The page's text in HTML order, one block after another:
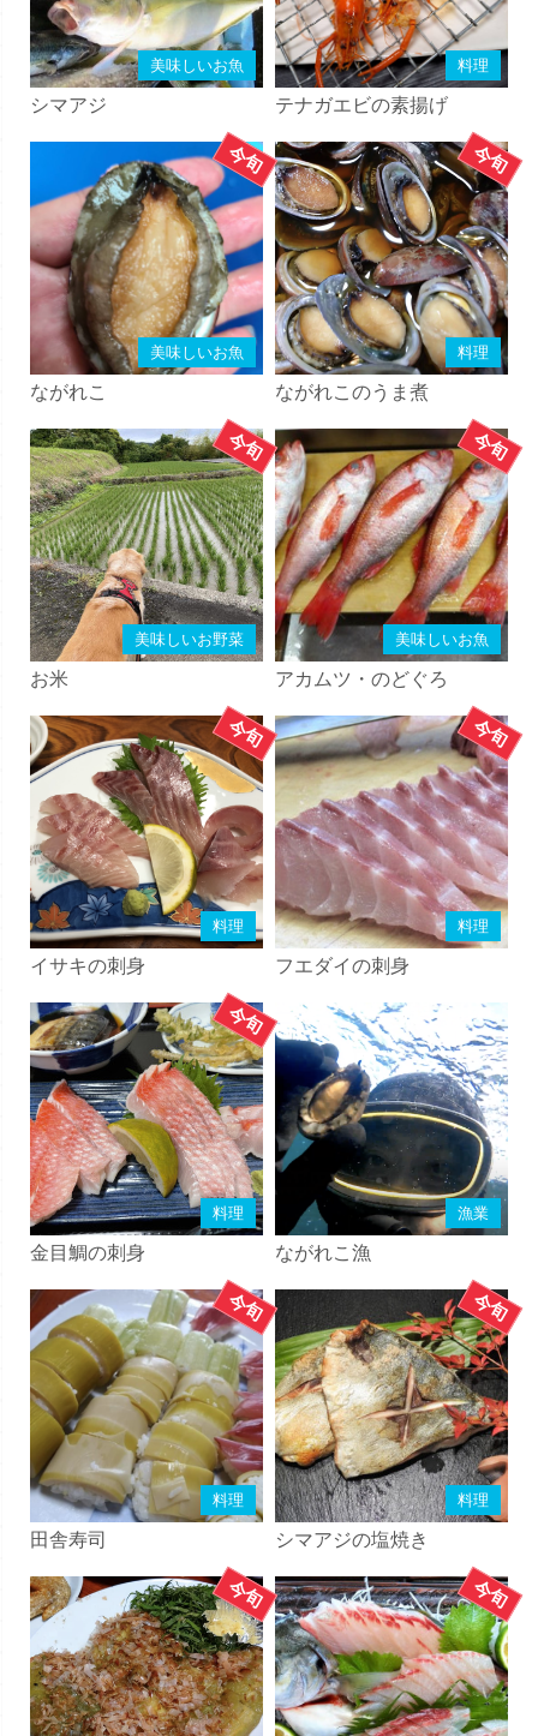
美味しいお魚
シマアジ
料理
テナガエビの素揚げ
美味しいお魚
ながれこ
料理
ながれこのうま煮
美味しいお野菜
お米
美味しいお魚
アカムツ・のどぐろ
料理
イサキの刺身
料理
フエダイの刺身
料理
金目鯛の刺身
漁業
ながれこ漁
料理
田舎寿司
料理
シマアジの塩焼き